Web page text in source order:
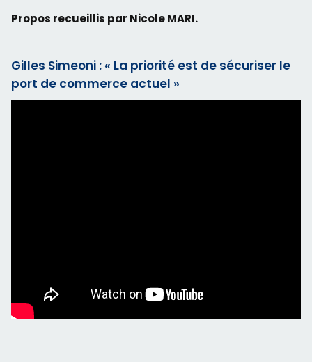
Propos recueillis par Nicole MARI.
Gilles Simeoni : « La priorité est de sécuriser le
port de commerce actuel »